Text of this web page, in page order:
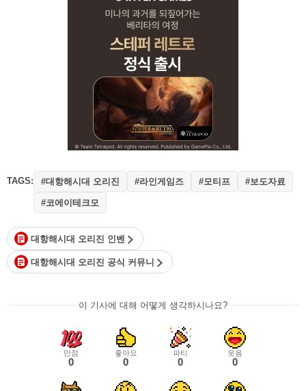
TAGS: #대항해시대 오리진 #라인게임즈 #모티프 #보도자료
#코에이테크모
대항해시대 오리진 인벤
대항해시대 오리진 공식 커뮤니
이 기사에 대해 어떻게 생각하시나요?
만점
0
좋아요
0
파티
0
웃음
0